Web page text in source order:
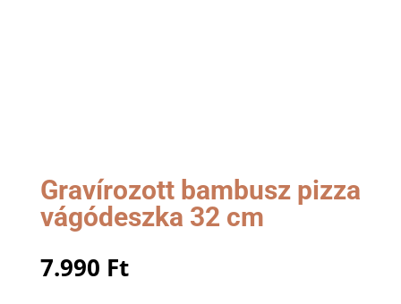
Gravírozott bambusz pizza
vágódeszka 32 cm
7.990 Ft